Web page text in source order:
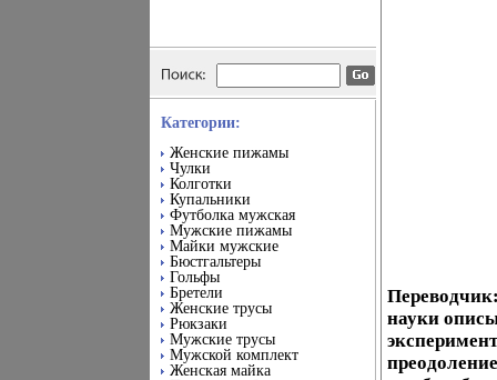
Категории:
Женские пижамы
Чулки
Колготки
Купальники
Футболка мужская
Мужские пижамы
Майки мужские
Бюстгальтеры
Гольфы
Бретели
Женские трусы
Рюкзаки
Мужские трусы
Мужской комплект
Женская майка
науки